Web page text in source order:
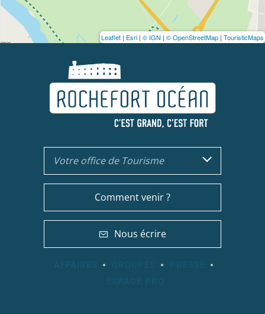
Leaflet | Esri | © IGN | © OpenStreetMap | TouristicMaps
Votre office de Tourisme
Comment venir ?
Nous écrire